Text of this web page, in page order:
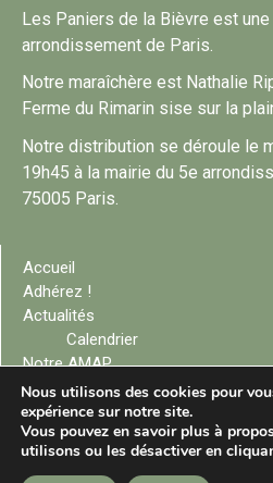
Les Paniers de la Bièvre est
arrondissement de Paris.
Notre maraîchère est Nathalie
Ferme du Rimarin sise sur la
Notre distribution se déroule le
19h45 à la mairie du 5e
75005 Paris.
Accueil
Adhérez !
Actualités
Calendrier
Notre AMAP
La ferme du Rimarin
Adhérent
Contact
Mentions légales
Nous utilisons des cookies pour
expérience sur notre site.
Vous pouvez en savoir plus à
utilisons ou les désactiver en